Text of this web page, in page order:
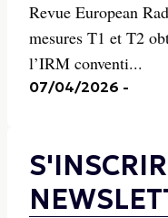
Revue European
mesures T1 et T2
l’IRM conventi...
07/04/2026 -